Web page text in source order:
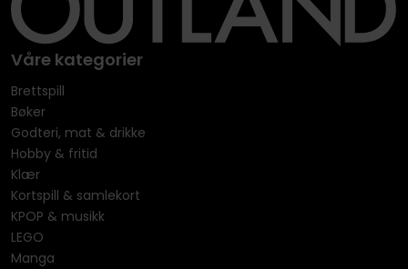
Våre kategorier
Brettspill
Bøker
Godteri, mat & drikke
Hobby & fritid
Klær
Kortspill & samlekort
KPOP & musikk
LEGO
Manga